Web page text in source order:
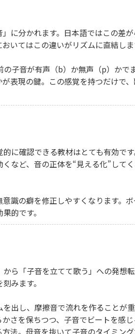
に分かれます。日本語ではこの差
いてはこの違いがリズムに直結しま
子音が有声（b）か無声（p）かで
表現の鍵。この感覚を持つだけで
に確認できる教材はとても有効で
など、音の正体を“見える化”して
識の癖を修正しやすくなります。
的です。
ら「子音を立てて歌う」への発想転
みます。
出し、摩擦音で流れを作ることが
さを保ちつつ、子音でビートを感
法。母音を抜いて子音のタイミン